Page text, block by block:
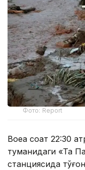
Фото: Report
Воқеа соат 22:30
туманидаги «Та
станциясида